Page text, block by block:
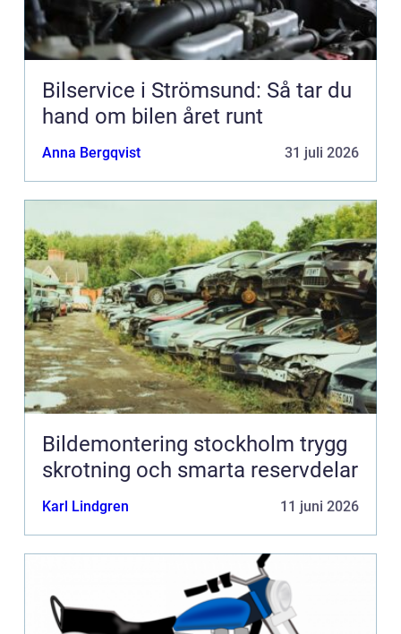
Bilservice i Strömsund: Så tar du
hand om bilen året runt
Anna Bergqvist 31 juli 2026
Bildemontering stockholm trygg
skrotning och smarta reservdelar
Karl Lindgren 11 juni 2026